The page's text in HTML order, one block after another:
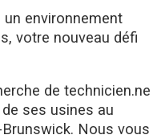
environnement
votre nouveau défi
de technicien.ne
ses usines au
Brunswick. Nous vous